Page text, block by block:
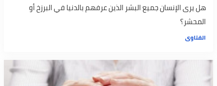
هل يرى الإنسان جميع البشر الذين عرفهم بالدنيا في البرزخ أو
المحشر؟
الفتاوى